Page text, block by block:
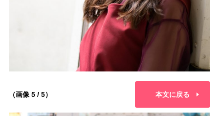
（画像 5 / 5） 本文に戻る